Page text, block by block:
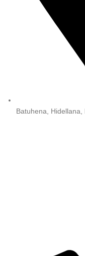
Batuhena, Hidellana,